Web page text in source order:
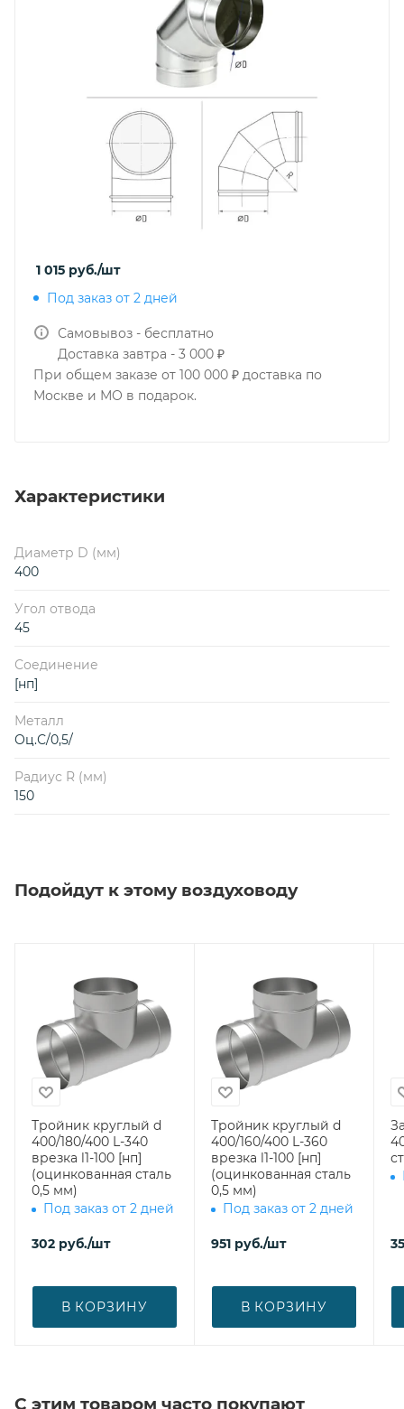
1 015 руб./шт
Под заказ от 2 дней
Самовывоз - бесплатно
Доставка завтра - 3 000 ₽
При общем заказе от 100 000 ₽ доставка по
Москве и МО в подарок.
Характеристики
Диаметр D (мм)
400
Угол отвода
45
Соединение
[нп]
Металл
Оц.С/0,5/
Радиус R (мм)
150
Подойдут к этому воздуховоду
Тройник круглый d
400/180/400 L-340
врезка l1-100 [нп]
(оцинкованная сталь
0,5 мм)
Под заказ от 2 дней
302 руб./шт
В КОРЗИНУ
Тройник круглый d
400/160/400 L-360
врезка l1-100 [нп]
(оцинкованная сталь
0,5 мм)
Под заказ от 2 дней
951 руб./шт
В КОРЗИНУ
400
С этим товаром часто покупают